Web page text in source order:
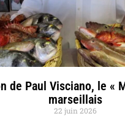
de Paul Visciano, le «
marseillais
22 juin 2026